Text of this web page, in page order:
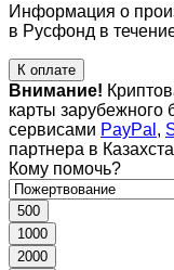
Информация о
в Русфонд в
К оплате
Внимание!
карты зарубежного
сервисами PayPal ,
партнера в
Кому помочь?
500
1000
2000